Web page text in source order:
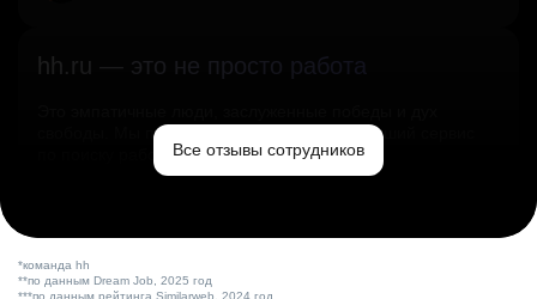
hh.ru — это не просто работа
свободы. Мы помогаем миру и создаём лучший сервис
по поиску работы в стране.Все отзывы сотрудников
*команда hh
**по данным Dream Job, 2025 год
***по данным рейтинга Similarweb, 2024 год